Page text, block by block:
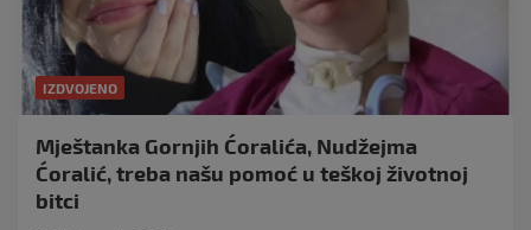
IZDVOJENO
Mještanka Gornjih Ćoralića, Nudžejma
Ćoralić, treba našu pomoć u teškoj životnoj
bitci